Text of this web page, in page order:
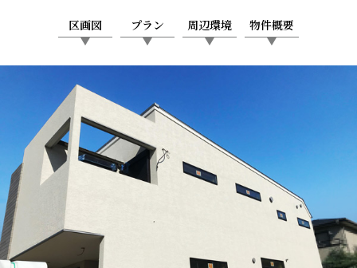
区画図 プラン 周辺環境 物件概要